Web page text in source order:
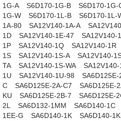
1G-A
S6D170-1G-B S6D170-1G-
1G-W
S6D170-1L-B S6D170-1L-
1A-80
SA12V140-1A-A
1D
SA12V140-1E-47 SA12V140-
1P
SA12V140-1Q SA12V140-1R
1S
SA12V140-1S-A SA12V140-
TA
SA12V140-1S-WA
1U
SA12V140-1U-98 SA6D125E-
C
SA6D125E-2A-C7 SA6D125E-
KU
SA6D125E-2B-7 SA6D125E-
2L
SA6D132-1MM SA6D140-1C
1EE-G
SA6D140-1K SA6D140-